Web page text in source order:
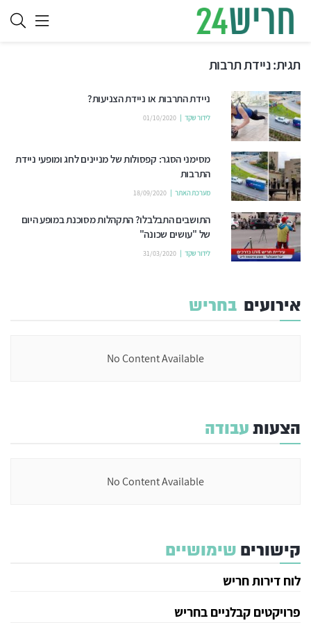
תגית:ניידת תרבות
ניידת התרבות או ניידת הצניעות?
לידור שקד 01/10/2020
מסימני הסגר: קפסולות של מניינים לחג ומופעי ניידת
התרבות
מערכת האתר 18/09/2020
התושבים התבלבלו? התקהלות מסוכנת במופע היום
של "עושים שכונה"
לידור שקד 31/03/2020
אירועים בחריש
No Content Available
הצעותעבודה
No Content Available
קישורים שימושיים
לוח דירות חריש
פרויקטים קבלניים בחריש